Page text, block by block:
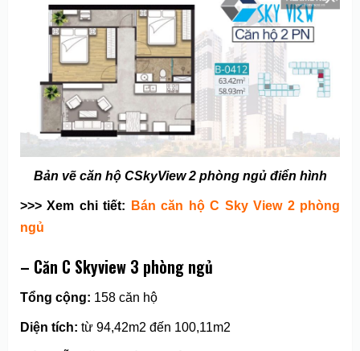
Bản vẽ căn hộ CSkyView 2 phòng ngủ điển hình
>>> Xem chi tiết:
Bán căn hộ C Sky View 2 phòng
ngủ
– Căn C Skyview 3 phòng ngủ
Tổng cộng: 158 căn hộ
Diện tích: từ 94,42m2 đến 100,11m2